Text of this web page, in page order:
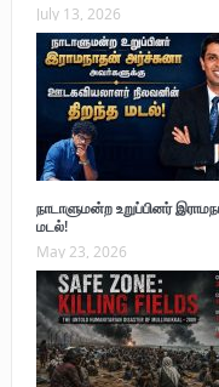
July 13, 2026
நாடாளுமன்ற உறுப்பினர்
மடல்!
May 23, 2026